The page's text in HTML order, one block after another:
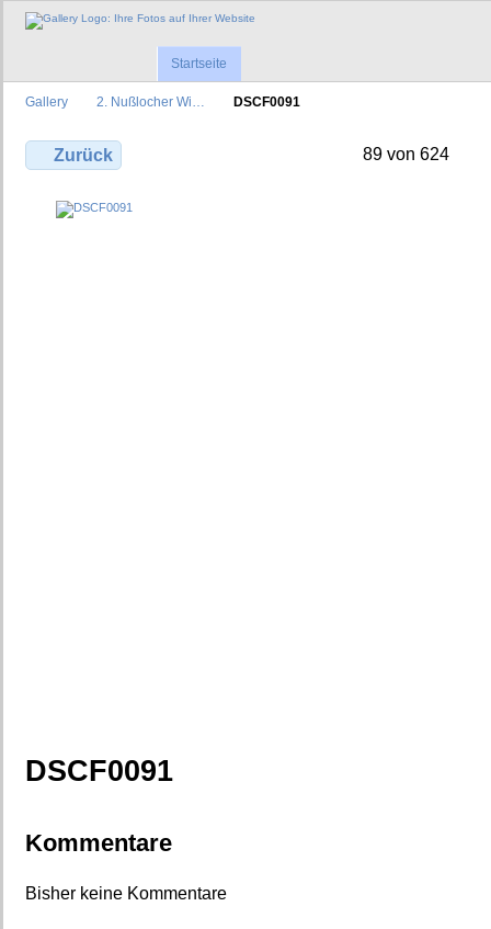
Startseite
Gallery 2. Nußlocher Wi… DSCF0091
Zurück 89 von 624
DSCF0091
Kommentare
Bisher keine Kommentare